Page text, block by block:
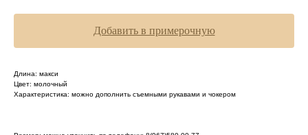
Добавить в примерочную
Длина: макси
Цвет: молочный
Характеристика: можно дополнить съемными рукавами и чокером